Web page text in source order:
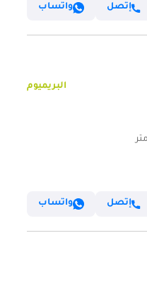
إتصل واتساب
البريميوم
إتصل واتساب